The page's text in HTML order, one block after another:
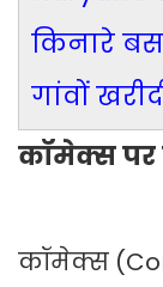
किनारे
गांवों
कॉमेक्स पर
कॉमेक्स